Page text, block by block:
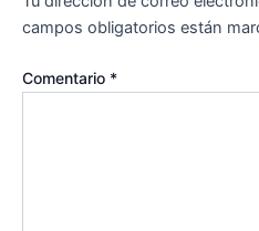
campos obligatorios están
Comentario *